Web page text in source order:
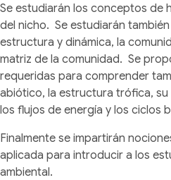
Se estudiarán los conceptos de
del nicho. Se estudiarán
estructura y dinámica, la
matriz de la comunidad. Se
requeridas para comprender
abiótico, la estructura trófica,
los flujos de energía y los ciclos
Finalmente se impartirán
aplicada para introducir a los
ambiental.